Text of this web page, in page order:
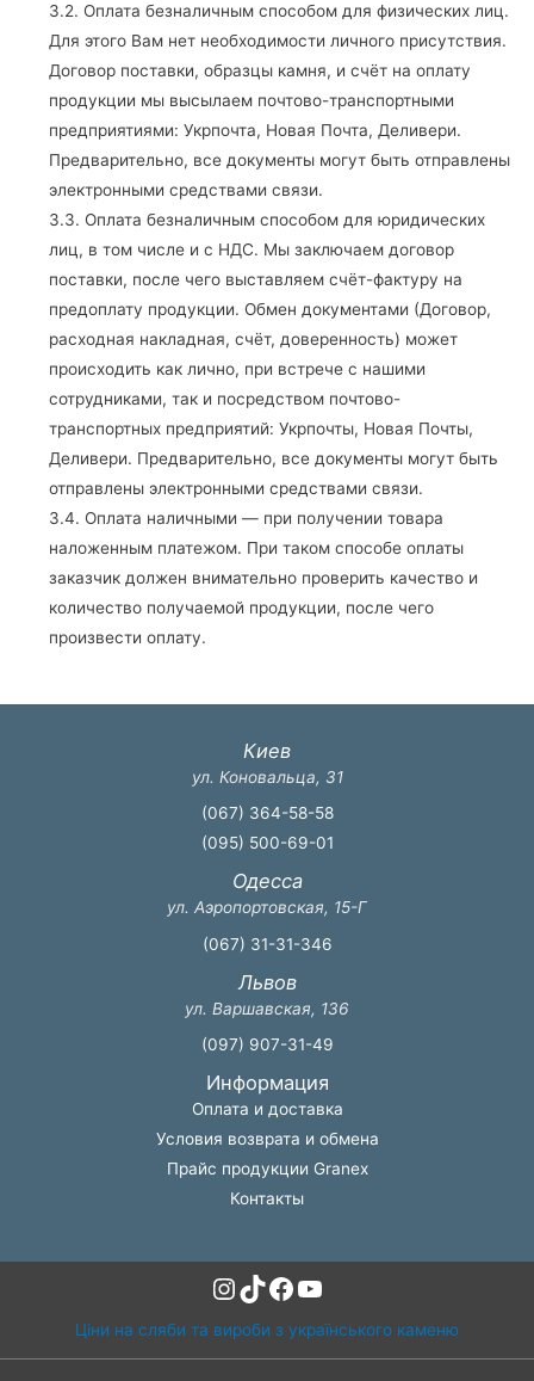
3.2. Оплата безналичным способом для физических лиц.
Для этого Вам нет необходимости личного присутствия.
Договор поставки, образцы камня, и счёт на оплату
продукции мы высылаем почтово-транспортными
предприятиями: Укрпочта, Новая Почта, Деливери.
Предварительно, все документы могут быть отправлены
электронными средствами связи.
3.3. Оплата безналичным способом для юридических
лиц, в том числе и с НДС. Мы заключаем договор
поставки, после чего выставляем счёт-фактуру на
предоплату продукции. Обмен документами (Договор,
расходная накладная, счёт, доверенность) может
происходить как лично, при встрече с нашими
сотрудниками, так и посредством почтово-
транспортных предприятий: Укрпочты, Новая Почты,
Деливери. Предварительно, все документы могут быть
отправлены электронными средствами связи.
3.4. Оплата наличными — при получении товара
наложенным платежом. При таком способе оплаты
заказчик должен внимательно проверить качество и
количество получаемой продукции, после чего
произвести оплату.
Киев
ул. Коновальца, 31
(067) 364-58-58
(095) 500-69-01
Одесса
ул. Аэропортовская, 15-Г
(067) 31-31-346
Львов
ул. Варшавская, 136
(097) 907-31-49
Информация
Оплата и доставка
Условия возврата и обмена
Прайс продукции Granex
Контакты
Instagram
TikTok
Facebook
YouTube
Ціни на сляби та вироби з українського каменю